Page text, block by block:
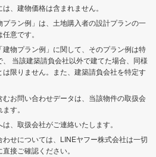
、建物価格は含まれません。
プラン例」は、土地購入者の設計プランの一
意です。
建物プラン例」に関して、そのプラン例は特
当該建築請負会社以外で建てた場合、同様
限りません。また、建築請負会社を特定す
お問い合わせデータは、当該物件の取扱会
す。
、取扱会社がご連絡いたします。
せについては、LINEヤフー株式会社は一切
接ご確認ください。